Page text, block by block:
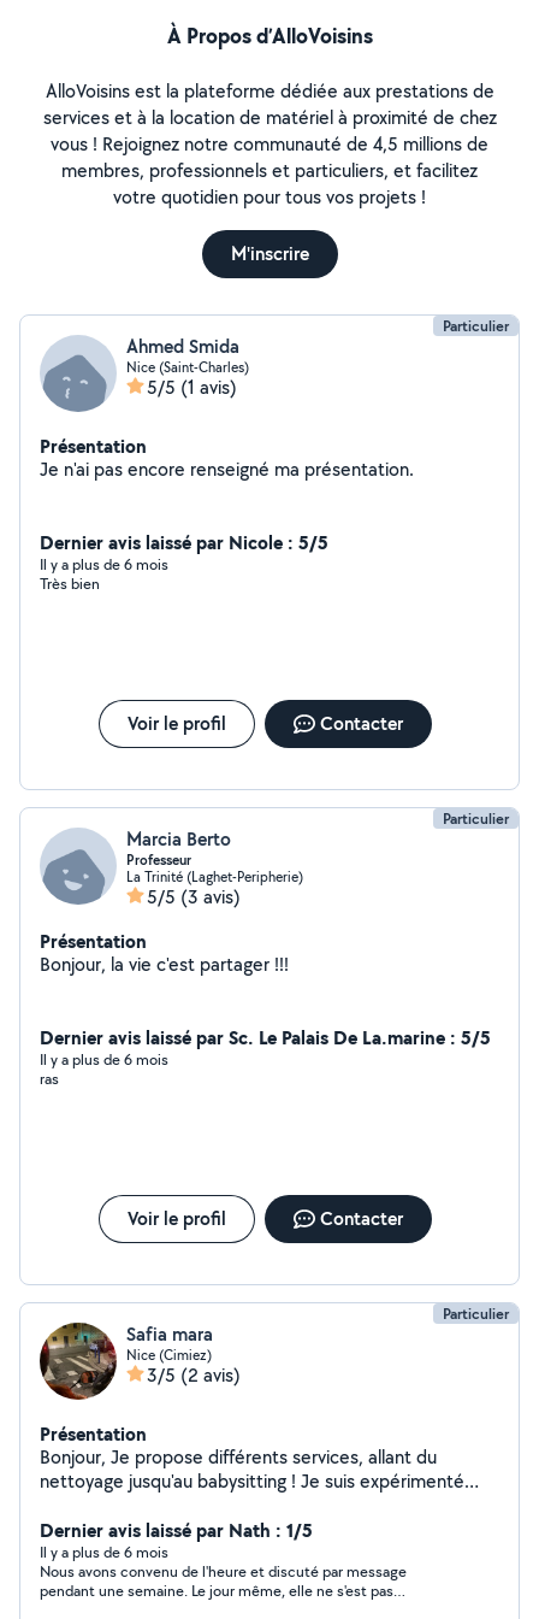
À Propos d’AlloVoisins
AlloVoisins est la plateforme dédiée aux prestations de
services et à la location de matériel à proximité de chez
vous ! Rejoignez notre communauté de 4,5 millions de
membres, professionnels et particuliers, et facilitez
votre quotidien pour tous vos projets !
M'inscrire
Particulier
Ahmed Smida
Nice (Saint-Charles)
5/5 (1 avis)
Présentation
Je n'ai pas encore renseigné ma présentation.
Dernier avis laissé par Nicole : 5/5
Il y a plus de 6 mois
Très bien
Voir le profil Contacter
Particulier
Marcia Berto
Professeur
La Trinité (Laghet-Peripherie)
5/5 (3 avis)
Présentation
Bonjour, la vie c'est partager !!!
Dernier avis laissé par Sc. Le Palais De La.marine : 5/5
Il y a plus de 6 mois
ras
Voir le profil Contacter
Particulier
Safia mara
Nice (Cimiez)
3/5 (2 avis)
Présentation
Bonjour, Je propose différents services, allant du
nettoyage jusqu'au babysitting ! Je suis expérimenté
tant que dame de ménage, j'ai acquis les compétences
nécessaires pour répondre aux besoins en propreté,
rangement et organisation. De plus, que mon
expérience en tant que agent des services hospitaliers,
Dernier avis laissé par Nath : 1/5
Il y a plus de 6 mois
Nous avons convenu de l'heure et discuté par message
pendant une semaine. Le jour même, elle ne s'est pas